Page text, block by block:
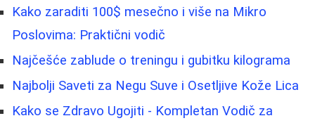
Kako zaraditi 100$ mesečno i više na Mikro
Poslovima: Praktični vodič
Najčešće zablude o treningu i gubitku kilograma
Najbolji Saveti za Negu Suve i Osetljive Kože Lica
Kako se Zdravo Ugojiti - Kompletan Vodič za